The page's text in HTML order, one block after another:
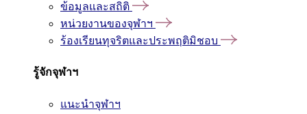
ข้อมูลและสถิติ
หน่วยงานของจุฬาฯ
ร้องเรียนทุจริตและประพฤติมิชอบ
รู้จักจุฬาฯ
แนะนำจุฬาฯ